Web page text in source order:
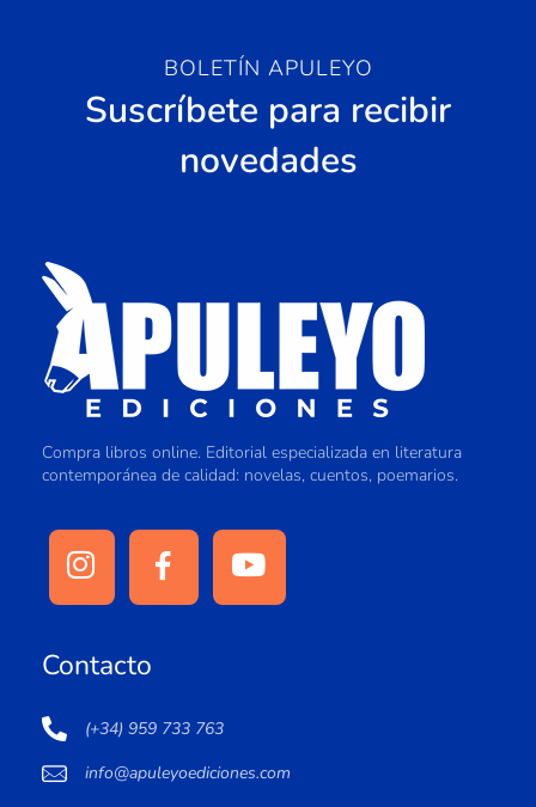
BOLETÍN APULEYO
Suscríbete para recibir
novedades
Compra libros online. Editorial especializada en literatura
contemporánea de calidad: novelas, cuentos, poemarios.
Contacto
(+34) 959 733 763
info@apuleyoediciones.com